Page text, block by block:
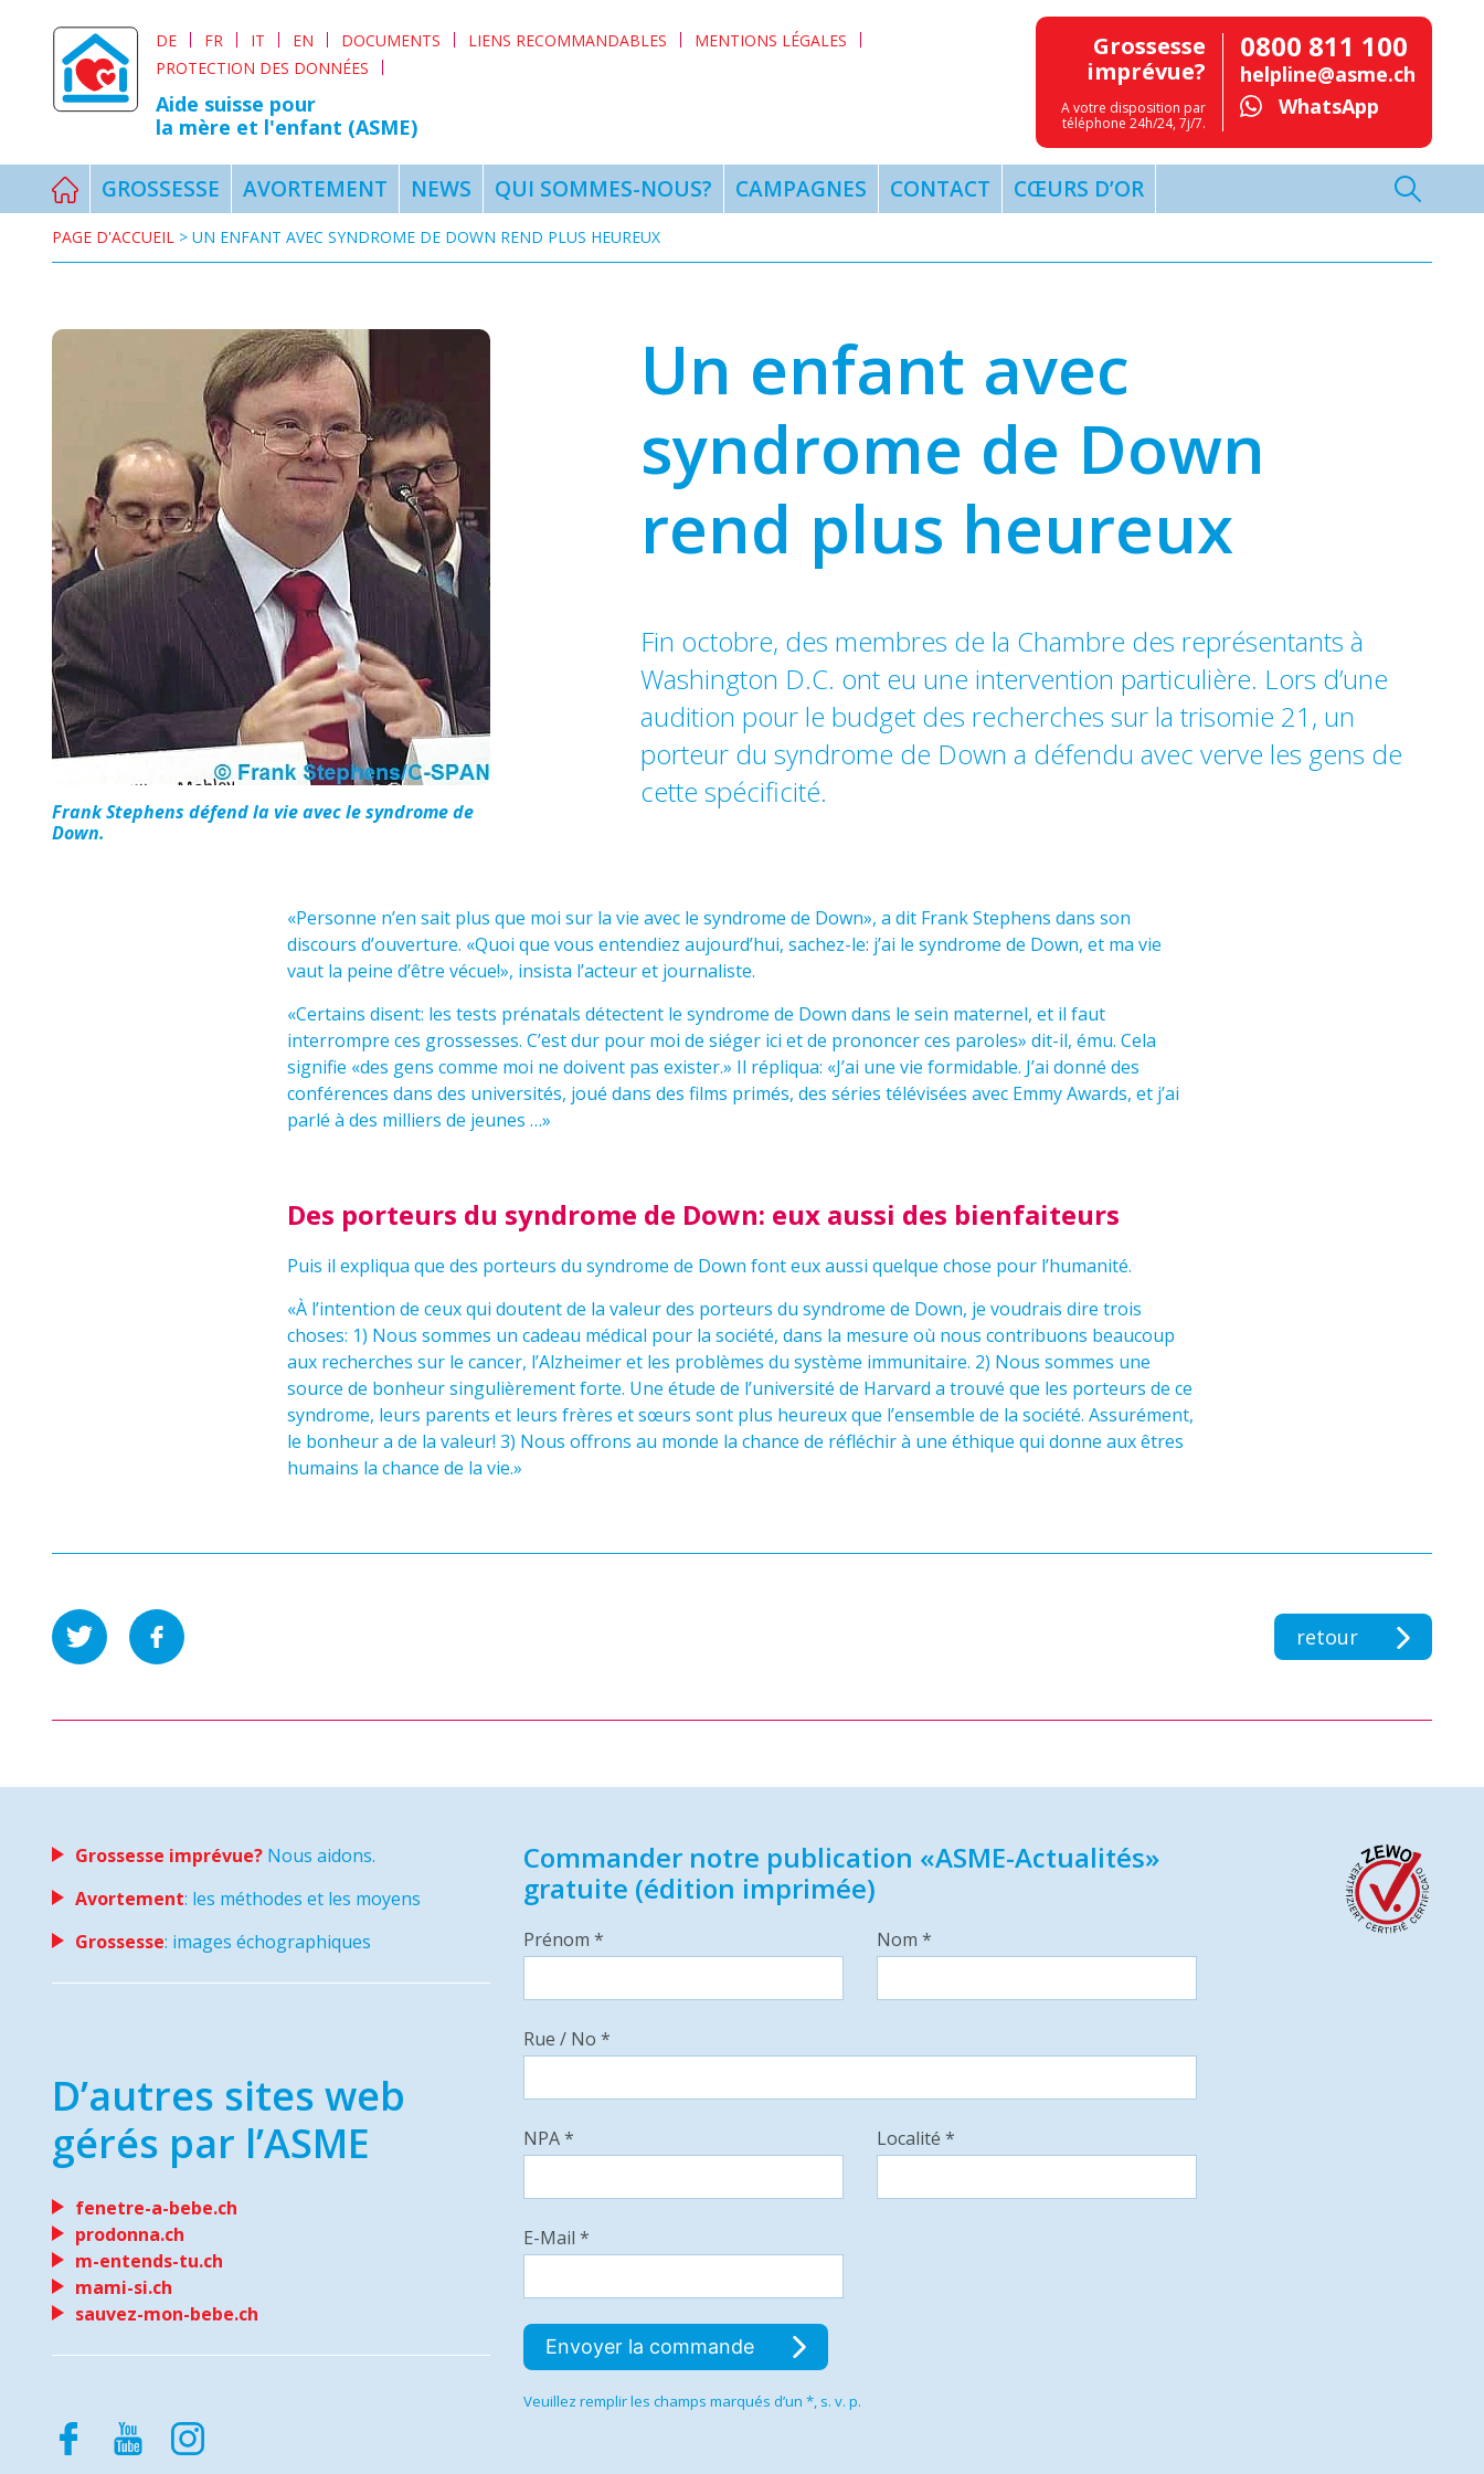
DE FR IT EN DOCUMENTS LIENS RECOMMANDABLES
MENTIONS LÉGALES
PROTECTION DES DONNÉES
Aide suisse pour
la mère et l'enfant (ASME)
Grossesse
imprévue?
A votre disposition par
téléphone 24h/24, 7j/7.
0800 811 100
helpline@asme.ch
WhatsApp
GROSSESSE AVORTEMENT NEWS QUI SOMMES-NOUS? CAMPAGNES CONTACT CŒURS D’OR
PAGE D'ACCUEIL > UN ENFANT AVEC SYNDROME DE DOWN REND PLUS HEUREUX
Frank Stephens défend la vie avec le syndrome de
Down.
Un enfant avec
syndrome de Down
rend plus heureux
Fin octobre, des membres de la Chambre des représentants à
Washington D.C. ont eu une intervention particulière. Lors d’une
audition pour le budget des recherches sur la trisomie 21, un
porteur du syndrome de Down a défendu avec verve les gens de
cette spécificité.
«Personne n’en sait plus que moi sur la vie avec le syndrome de Down», a dit Frank Stephens dans son
discours d’ouverture. «Quoi que vous entendiez aujourd’hui, sachez-le: j’ai le syndrome de Down, et ma vie
vaut la peine d’être vécue!», insista l’acteur et journaliste.
«Certains disent: les tests prénatals détectent le syndrome de Down dans le sein maternel, et il faut
interrompre ces grossesses. C’est dur pour moi de siéger ici et de prononcer ces paroles» dit-il, ému. Cela
signifie «des gens comme moi ne doivent pas exister.» Il répliqua: «J’ai une vie formidable. J’ai donné des
conférences dans des universités, joué dans des films primés, des séries télévisées avec Emmy Awards, et j’ai
parlé à des milliers de jeunes …»
Des porteurs du syndrome de Down: eux aussi des bienfaiteurs
Puis il expliqua que des porteurs du syndrome de Down font eux aussi quelque chose pour l’humanité.
«À l’intention de ceux qui doutent de la valeur des porteurs du syndrome de Down, je voudrais dire trois
choses: 1) Nous sommes un cadeau médical pour la société, dans la mesure où nous contribuons beaucoup
aux recherches sur le cancer, l’Alzheimer et les problèmes du système immunitaire. 2) Nous sommes une
source de bonheur singulièrement forte. Une étude de l’université de Harvard a trouvé que les porteurs de ce
syndrome, leurs parents et leurs frères et sœurs sont plus heureux que l’ensemble de la société. Assurément,
le bonheur a de la valeur! 3) Nous offrons au monde la chance de réfléchir à une éthique qui donne aux êtres
humains la chance de la vie.»
retour
Grossesse imprévue? Nous aidons.
Avortement: les méthodes et les moyens
Grossesse: images échographiques
D’autres sites web
gérés par l’ASME
fenetre-a-bebe.ch
prodonna.ch
m-entends-tu.ch
mami-si.ch
sauvez-mon-bebe.ch
Commander notre publication «ASME-Actualités»
gratuite (édition imprimée)
Prénom * Nom *
Rue / No *
NPA * Localité *
E-Mail *
Envoyer la commande
Veuillez remplir les champs marqués d’un *, s. v. p.